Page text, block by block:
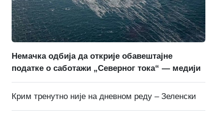
Немачка одбија да открије обавештајне
податке о саботажи „Северног тока“ — медији
Крим тренутно није на дневном реду – Зеленски